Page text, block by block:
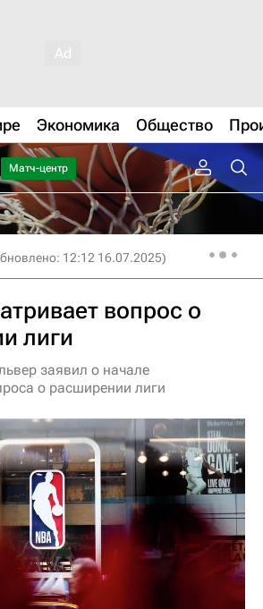
Экономика Общество
Матч-центр
12:12 16.07.2025)
вопрос о
лиги
заявил о начале
о расширении лиги